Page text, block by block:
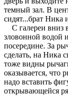
темный зал. В
сидят...брат Ника
С галереи вниз
зловонной водой
посередине. За
сделать, на Ника
тоже видны
оказывается, что
надо вставить
открывающейся